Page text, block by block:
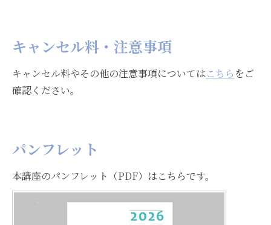
キャンセル料・注意事項
キャンセル料やその他の注意事項についてはこちら をご
確認ください。
パンフレット
本講座のパンフレット（PDF）はこちらです。